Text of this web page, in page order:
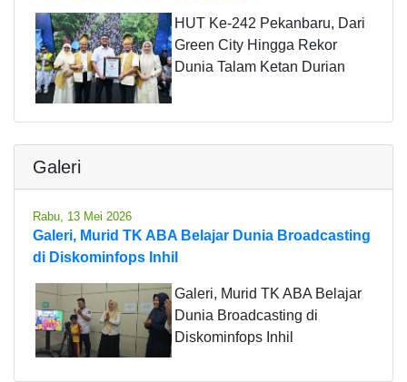
HUT Ke-242 Pekanbaru, Dari
Green City Hingga Rekor
Dunia Talam Ketan Durian
Galeri
Rabu, 13 Mei 2026
Galeri, Murid TK ABA Belajar Dunia Broadcasting
di Diskominfops Inhil
Galeri, Murid TK ABA Belajar
Dunia Broadcasting di
Diskominfops Inhil